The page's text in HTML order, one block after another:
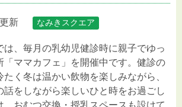
新 なみきスクエア
は、毎月の乳幼児健診時に親子でゆっ
「ママカフェ」を開催中です。健診の
く冬は温かい飲物を楽しみながら、
話をしながら楽しいひと時をお過ごし
、おむつ交換・授乳スペースも設けて